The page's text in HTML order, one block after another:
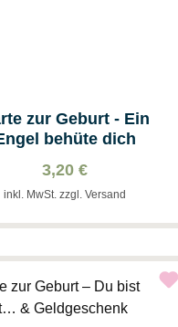
zur Geburt - Ein
behüte dich
3,20 €
inkl. MwSt. zzgl. Versand